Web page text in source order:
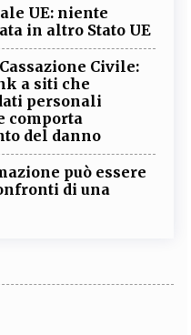
UE: niente
in altro Stato UE
Civile:
a siti che
personali
comporta
del danno
può essere
di una